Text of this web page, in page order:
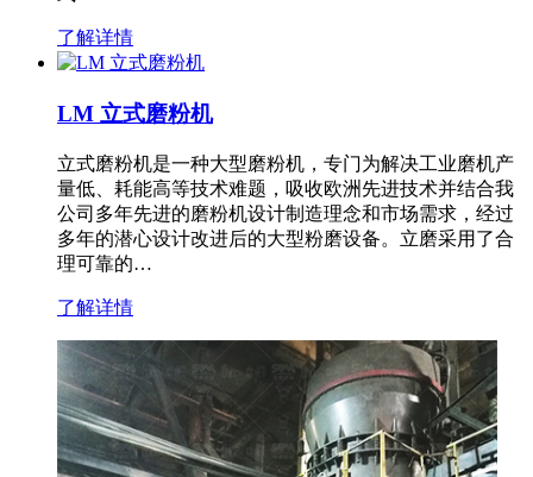
了解详情
LM 立式磨粉机
立式磨粉机是一种大型磨粉机，专门为解决工业磨机产
量低、耗能高等技术难题，吸收欧洲先进技术并结合我
公司多年先进的磨粉机设计制造理念和市场需求，经过
多年的潜心设计改进后的大型粉磨设备。立磨采用了合
理可靠的…
了解详情